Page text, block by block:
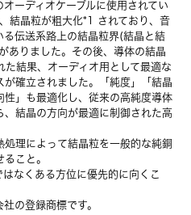
ーディオケーブルに使用されてい
晶粒が粗大化*1 されており、音
伝送系路上の結晶粒界(結晶と結
ありました。その後、導体の結晶
結果、オーディオ用として最適な
確立されました。「純度」「結晶
」も最適化し、従来の高純度導体
結晶の方向が最適に制御された高
理によって結晶粒を一般的な純銅
こと。
なくある方位に優先的に向くこ
の登録商標です。